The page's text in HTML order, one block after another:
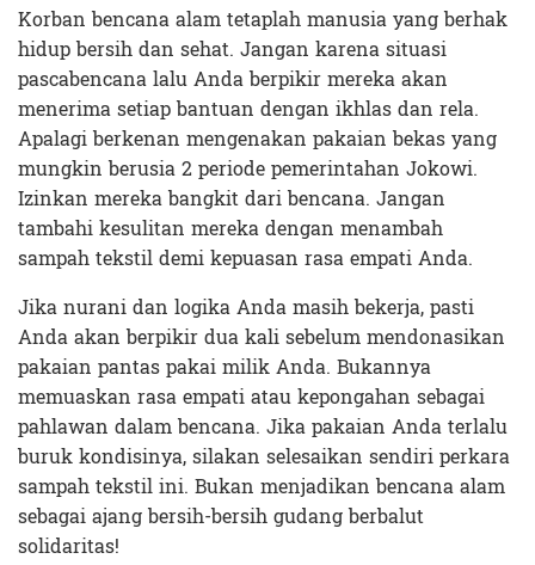
Korban bencana alam tetaplah manusia yang berhak
hidup bersih dan sehat. Jangan karena situasi
pascabencana lalu Anda berpikir mereka akan
menerima setiap bantuan dengan ikhlas dan rela.
Apalagi berkenan mengenakan pakaian bekas yang
mungkin berusia 2 periode pemerintahan Jokowi.
Izinkan mereka bangkit dari bencana. Jangan
tambahi kesulitan mereka dengan menambah
sampah tekstil demi kepuasan rasa empati Anda.
Jika nurani dan logika Anda masih bekerja, pasti
Anda akan berpikir dua kali sebelum mendonasikan
pakaian pantas pakai milik Anda. Bukannya
memuaskan rasa empati atau kepongahan sebagai
pahlawan dalam bencana. Jika pakaian Anda terlalu
buruk kondisinya, silakan selesaikan sendiri perkara
sampah tekstil ini. Bukan menjadikan bencana alam
sebagai ajang bersih-bersih gudang berbalut
solidaritas!